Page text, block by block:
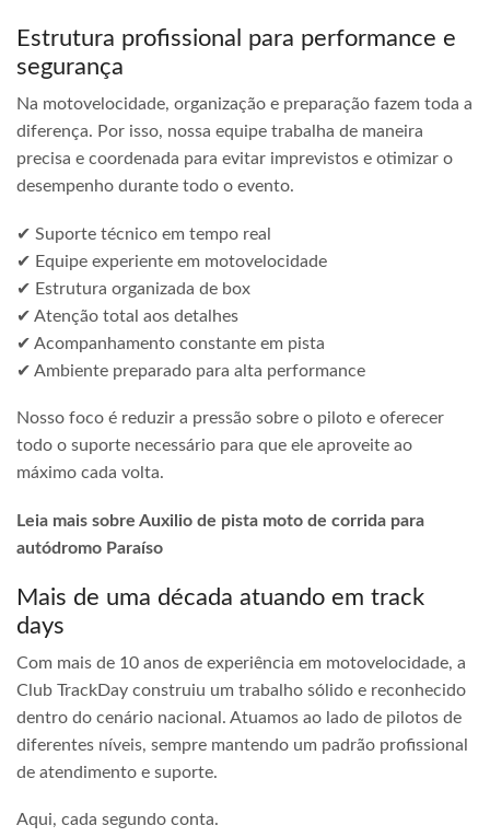
Estrutura profissional para performance e
segurança
Na motovelocidade, organização e preparação fazem toda a
diferença. Por isso, nossa equipe trabalha de maneira
precisa e coordenada para evitar imprevistos e otimizar o
desempenho durante todo o evento.
✔ Suporte técnico em tempo real
✔ Equipe experiente em motovelocidade
✔ Estrutura organizada de box
✔ Atenção total aos detalhes
✔ Acompanhamento constante em pista
✔ Ambiente preparado para alta performance
Nosso foco é reduzir a pressão sobre o piloto e oferecer
todo o suporte necessário para que ele aproveite ao
máximo cada volta.
Leia mais sobre Auxilio de pista moto de corrida para
autódromo Paraíso
Mais de uma década atuando em track
days
Com mais de 10 anos de experiência em motovelocidade, a
Club TrackDay construiu um trabalho sólido e reconhecido
dentro do cenário nacional. Atuamos ao lado de pilotos de
diferentes níveis, sempre mantendo um padrão profissional
de atendimento e suporte.
Aqui, cada segundo conta.